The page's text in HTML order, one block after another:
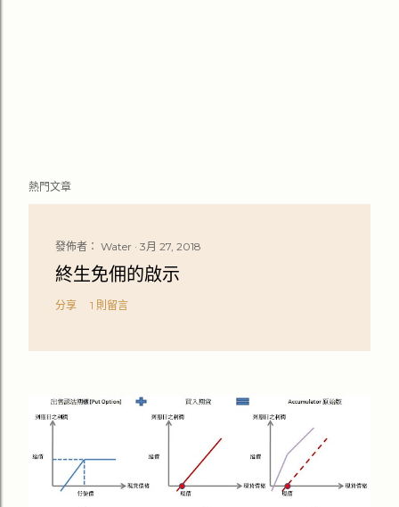
熱門文章
發佈者： Water 3月 27, 2018
終生免佣的啟示
分享 1 則留言